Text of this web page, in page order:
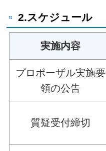
2.スケジュール
実施内容
プロポーザル実施要
領の公告
質疑受付締切